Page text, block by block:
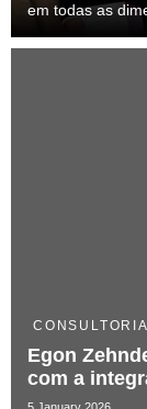
em todas as
CONSULTORIA
Egon
com a